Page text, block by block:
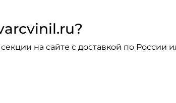
на сайте с доставкой по России